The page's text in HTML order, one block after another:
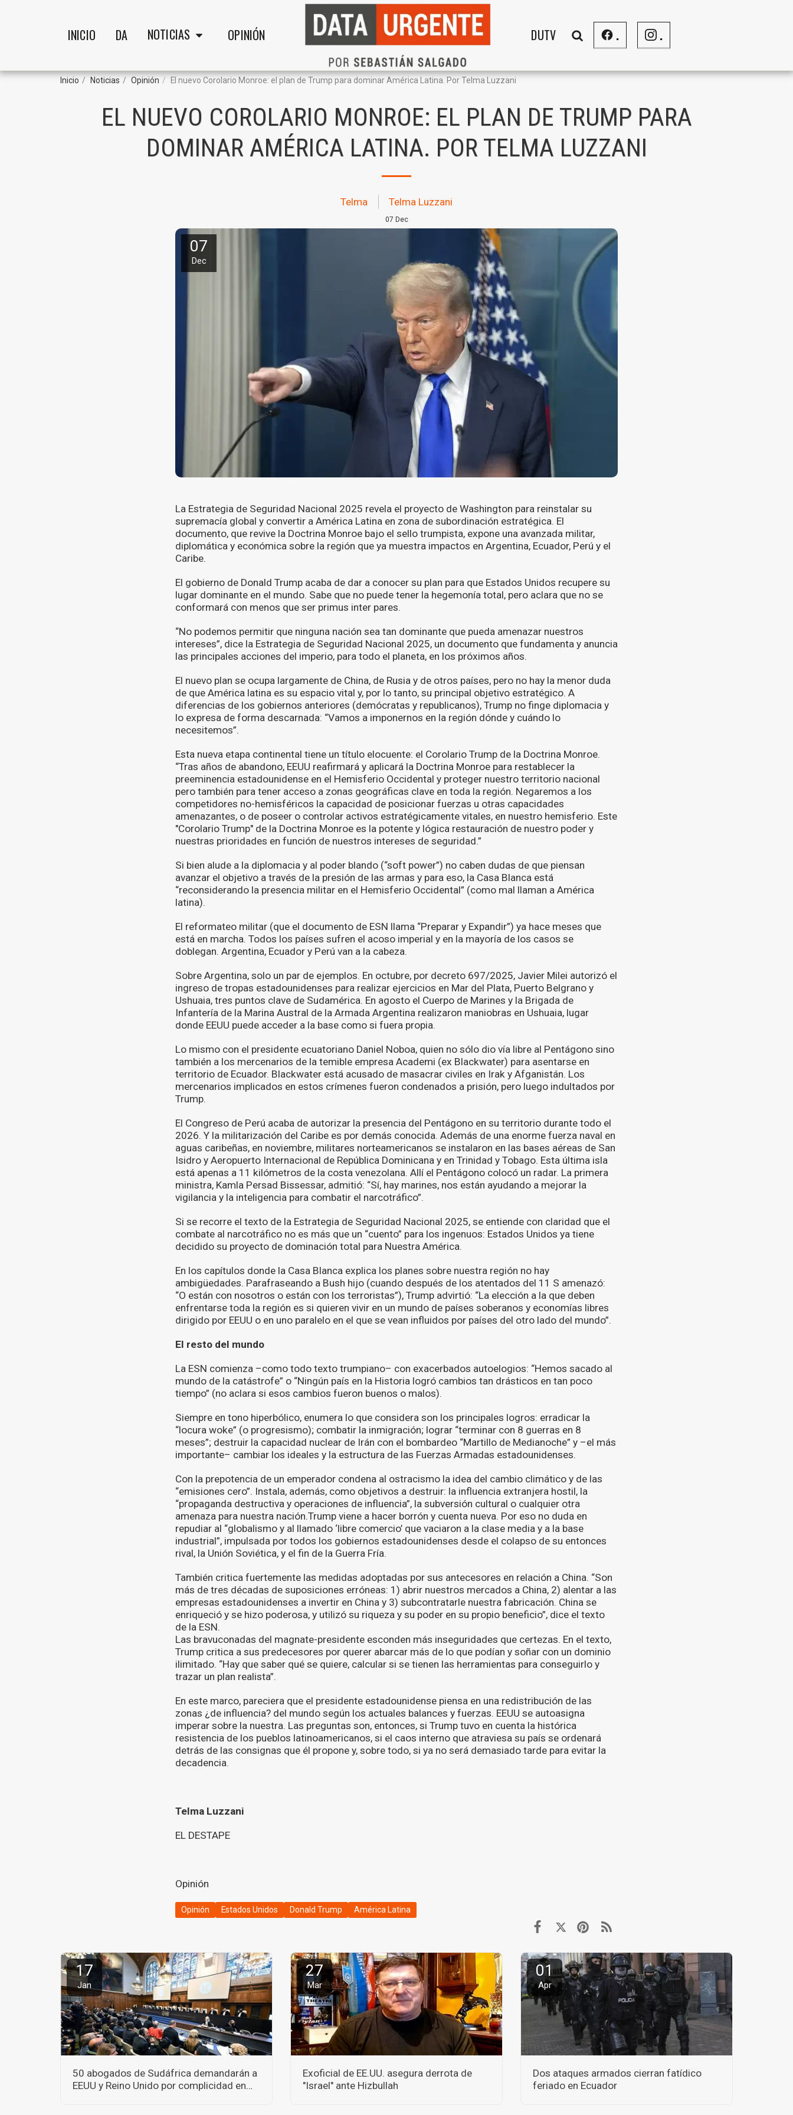
INICIO DA NOTICIAS OPINIÓN DUTV . .
Inicio Noticias Opinión El nuevo Corolario Monroe: el plan de Trump para dominar América Latina. Por Telma Luzzani
EL NUEVO COROLARIO MONROE: EL PLAN DE TRUMP PARA
DOMINAR AMÉRICA LATINA. POR TELMA LUZZANI
Telma Telma Luzzani
07 Dec
07
Dec
La Estrategia de Seguridad Nacional 2025 revela el proyecto de Washington para reinstalar su
supremacía global y convertir a América Latina en zona de subordinación estratégica. El
documento, que revive la Doctrina Monroe bajo el sello trumpista, expone una avanzada militar,
diplomática y económica sobre la región que ya muestra impactos en Argentina, Ecuador, Perú y el
Caribe.
El gobierno de Donald Trump acaba de dar a conocer su plan para que Estados Unidos recupere su
lugar dominante en el mundo. Sabe que no puede tener la hegemonía total, pero aclara que no se
conformará con menos que ser primus inter pares.
“No podemos permitir que ninguna nación sea tan dominante que pueda amenazar nuestros
intereses”, dice la Estrategia de Seguridad Nacional 2025, un documento que fundamenta y anuncia
las principales acciones del imperio, para todo el planeta, en los próximos años.
El nuevo plan se ocupa largamente de China, de Rusia y de otros países, pero no hay la menor duda
de que América latina es su espacio vital y, por lo tanto, su principal objetivo estratégico. A
diferencias de los gobiernos anteriores (demócratas y republicanos), Trump no finge diplomacia y
lo expresa de forma descarnada: “Vamos a imponernos en la región dónde y cuándo lo
necesitemos”.
Esta nueva etapa continental tiene un título elocuente: el Corolario Trump de la Doctrina Monroe.
“Tras años de abandono, EEUU reafirmará y aplicará la Doctrina Monroe para restablecer la
preeminencia estadounidense en el Hemisferio Occidental y proteger nuestro territorio nacional
pero también para tener acceso a zonas geográficas clave en toda la región. Negaremos a los
competidores no-hemisféricos la capacidad de posicionar fuerzas u otras capacidades
amenazantes, o de poseer o controlar activos estratégicamente vitales, en nuestro hemisferio. Este
"Corolario Trump" de la Doctrina Monroe es la potente y lógica restauración de nuestro poder y
nuestras prioridades en función de nuestros intereses de seguridad.”
Si bien alude a la diplomacia y al poder blando (“soft power”) no caben dudas de que piensan
avanzar el objetivo a través de la presión de las armas y para eso, la Casa Blanca está
“reconsiderando la presencia militar en el Hemisferio Occidental” (como mal llaman a América
latina).
El reformateo militar (que el documento de ESN llama “Preparar y Expandir”) ya hace meses que
está en marcha. Todos los países sufren el acoso imperial y en la mayoría de los casos se
doblegan. Argentina, Ecuador y Perú van a la cabeza.
Sobre Argentina, solo un par de ejemplos. En octubre, por decreto 697/2025, Javier Milei autorizó el
ingreso de tropas estadounidenses para realizar ejercicios en Mar del Plata, Puerto Belgrano y
Ushuaia, tres puntos clave de Sudamérica. En agosto el Cuerpo de Marines y la Brigada de
Infantería de la Marina Austral de la Armada Argentina realizaron maniobras en Ushuaia, lugar
donde EEUU puede acceder a la base como si fuera propia.
Lo mismo con el presidente ecuatoriano Daniel Noboa, quien no sólo dio vía libre al Pentágono sino
también a los mercenarios de la temible empresa Academi (ex Blackwater) para asentarse en
territorio de Ecuador. Blackwater está acusado de masacrar civiles en Irak y Afganistán. Los
mercenarios implicados en estos crímenes fueron condenados a prisión, pero luego indultados por
Trump.
El Congreso de Perú acaba de autorizar la presencia del Pentágono en su territorio durante todo el
2026. Y la militarización del Caribe es por demás conocida. Además de una enorme fuerza naval en
aguas caribeñas, en noviembre, militares norteamericanos se instalaron en las bases aéreas de San
Isidro y Aeropuerto Internacional de República Dominicana y en Trinidad y Tobago. Esta última isla
está apenas a 11 kilómetros de la costa venezolana. Allí el Pentágono colocó un radar. La primera
ministra, Kamla Persad Bissessar, admitió: “Sí, hay marines, nos están ayudando a mejorar la
vigilancia y la inteligencia para combatir el narcotráfico”.
Si se recorre el texto de la Estrategia de Seguridad Nacional 2025, se entiende con claridad que el
combate al narcotráfico no es más que un “cuento” para los ingenuos: Estados Unidos ya tiene
decidido su proyecto de dominación total para Nuestra América.
En los capítulos donde la Casa Blanca explica los planes sobre nuestra región no hay
ambigüedades. Parafraseando a Bush hijo (cuando después de los atentados del 11 S amenazó:
“O están con nosotros o están con los terroristas”), Trump advirtió: “La elección a la que deben
enfrentarse toda la región es si quieren vivir en un mundo de países soberanos y economías libres
dirigido por EEUU o en uno paralelo en el que se vean influidos por países del otro lado del mundo”.
El resto del mundo
La ESN comienza –como todo texto trumpiano– con exacerbados autoelogios: “Hemos sacado al
mundo de la catástrofe” o “Ningún país en la Historia logró cambios tan drásticos en tan poco
tiempo” (no aclara si esos cambios fueron buenos o malos).
Siempre en tono hiperbólico, enumera lo que considera son los principales logros: erradicar la
“locura woke” (o progresismo); combatir la inmigración; lograr “terminar con 8 guerras en 8
meses”; destruir la capacidad nuclear de Irán con el bombardeo “Martillo de Medianoche” y –el más
importante– cambiar los ideales y la estructura de las Fuerzas Armadas estadounidenses.
Con la prepotencia de un emperador condena al ostracismo la idea del cambio climático y de las
“emisiones cero”. Instala, además, como objetivos a destruir: la influencia extranjera hostil, la
“propaganda destructiva y operaciones de influencia”, la subversión cultural o cualquier otra
amenaza para nuestra nación.Trump viene a hacer borrón y cuenta nueva. Por eso no duda en
repudiar al “globalismo y al llamado ‘libre comercio’ que vaciaron a la clase media y a la base
industrial”, impulsada por todos los gobiernos estadounidenses desde el colapso de su entonces
rival, la Unión Soviética, y el fin de la Guerra Fría.
También critica fuertemente las medidas adoptadas por sus antecesores en relación a China. “Son
más de tres décadas de suposiciones erróneas: 1) abrir nuestros mercados a China, 2) alentar a las
empresas estadounidenses a invertir en China y 3) subcontratarle nuestra fabricación. China se
enriqueció y se hizo poderosa, y utilizó su riqueza y su poder en su propio beneficio”, dice el texto
de la ESN.
Las bravuconadas del magnate-presidente esconden más inseguridades que certezas. En el texto,
Trump critica a sus predecesores por querer abarcar más de lo que podían y soñar con un dominio
ilimitado. “Hay que saber qué se quiere, calcular si se tienen las herramientas para conseguirlo y
trazar un plan realista”.
En este marco, pareciera que el presidente estadounidense piensa en una redistribución de las
zonas ¿de influencia? del mundo según los actuales balances y fuerzas. EEUU se autoasigna
imperar sobre la nuestra. Las preguntas son, entonces, si Trump tuvo en cuenta la histórica
resistencia de los pueblos latinoamericanos, si el caos interno que atraviesa su país se ordenará
detrás de las consignas que él propone y, sobre todo, si ya no será demasiado tarde para evitar la
decadencia.
Telma Luzzani
EL DESTAPE
Opinión
Opinión Estados Unidos Donald Trump América Latina
17
Jan
50 abogados de Sudáfrica demandarán a
EEUU y Reino Unido por complicidad en
27
Mar
Exoficial de EE.UU. asegura derrota de
"Israel" ante Hizbullah
01
Apr
Dos ataques armados cierran fatídico
feriado en Ecuador